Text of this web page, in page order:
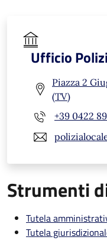
Ufficio
Piazza 2
(TV)
+39 0422
Strumenti
Tutela
Tutela